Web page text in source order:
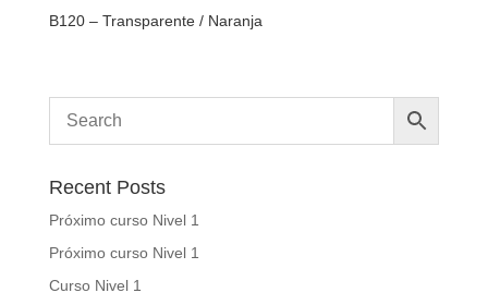
B120 – Transparente / Naranja
Recent Posts
Próximo curso Nivel 1
Próximo curso Nivel 1
Curso Nivel 1